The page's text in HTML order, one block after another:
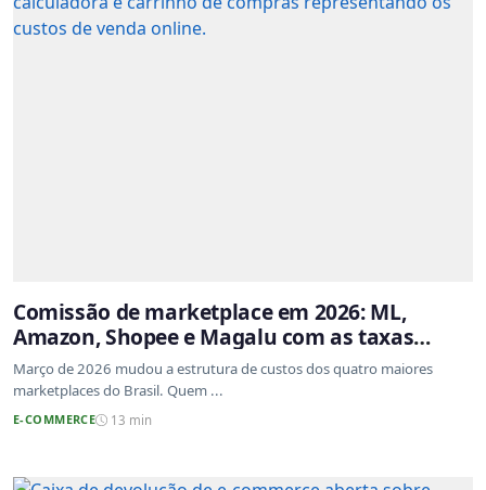
Comissão de marketplace em 2026: ML,
Amazon, Shopee e Magalu com as taxas
atualizadas
Março de 2026 mudou a estrutura de custos dos quatro maiores
marketplaces do Brasil. Quem ...
E-COMMERCE 13 min